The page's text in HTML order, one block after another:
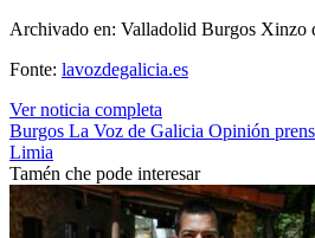
Archivado en: Valladolid Burgos Xinzo
Fonte: lavozdegalicia.es
Ver noticia completa
Burgos La Voz de Galicia Opinión
Limia
Tamén che pode interesar